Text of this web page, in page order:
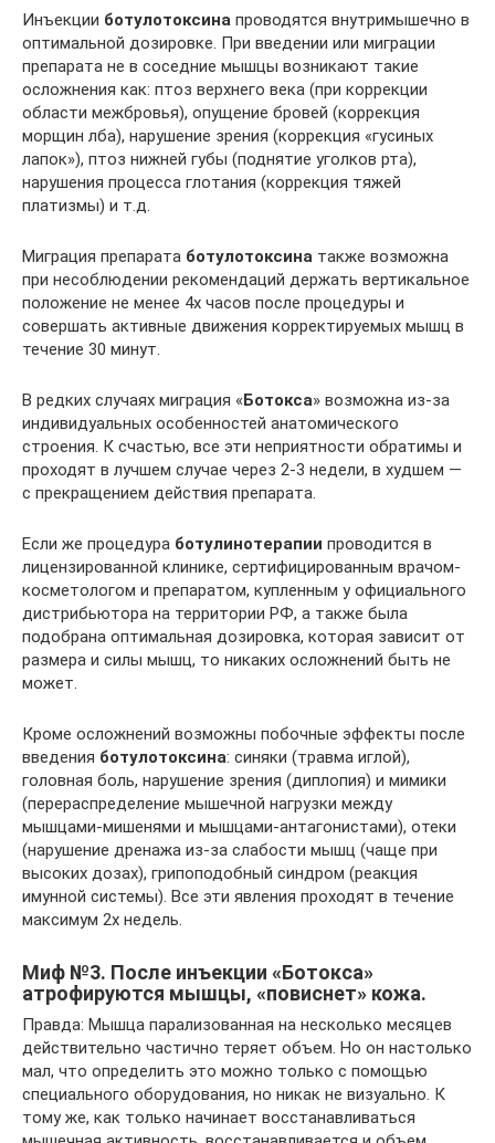
Инъекции ботулотоксина проводятся внутримышечно в
оптимальной дозировке. При введении или миграции
препарата не в соседние мышцы возникают такие
осложнения как: птоз верхнего века (при коррекции
области межбровья), опущение бровей (коррекция
морщин лба), нарушение зрения (коррекция «гусиных
лапок»), птоз нижней губы (поднятие уголков рта),
нарушения процесса глотания (коррекция тяжей
платизмы) и т.д.
Миграция препарата ботулотоксина также возможна
при несоблюдении рекомендаций держать вертикальное
положение не менее 4х часов после процедуры и
совершать активные движения корректируемых мышц в
течение 30 минут.
В редких случаях миграция «Ботокса» возможна из-за
индивидуальных особенностей анатомического
строения. К счастью, все эти неприятности обратимы и
проходят в лучшем случае через 2-3 недели, в худшем —
с прекращением действия препарата.
Если же процедура ботулинотерапии проводится в
лицензированной клинике, сертифицированным врачом-
косметологом и препаратом, купленным у официального
дистрибьютора на территории РФ, а также была
подобрана оптимальная дозировка, которая зависит от
размера и силы мышц, то никаких осложнений быть не
может.
Кроме осложнений возможны побочные эффекты после
введения ботулотоксина: синяки (травма иглой),
головная боль, нарушение зрения (диплопия) и мимики
(перераспределение мышечной нагрузки между
мышцами-мишенями и мышцами-антагонистами), отеки
(нарушение дренажа из-за слабости мышц (чаще при
высоких дозах), грипоподобный синдром (реакция
имунной системы). Все эти явления проходят в течение
максимум 2х недель.
Миф №3. После инъекции «Ботокса»
атрофируются мышцы, «повиснет» кожа.
Правда: Мышца парализованная на несколько месяцев
действительно частично теряет объем. Но он настолько
мал, что определить это можно только с помощью
специального оборудования, но никак не визуально. К
тому же, как только начинает восстанавливаться